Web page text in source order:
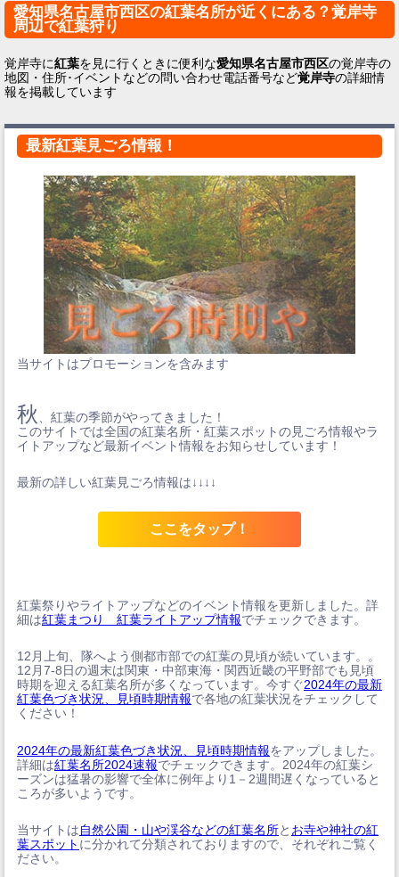
愛知県名古屋市西区の紅葉名所が近くにある？覚岸寺
周辺で紅葉狩り
覚岸寺に紅葉を見に行くときに便利な愛知県名古屋市西区の覚岸寺の
地図・住所･イベントなどの問い合わせ電話番号など覚岸寺の詳細情
報を掲載しています
最新紅葉見ごろ情報！
当サイトはプロモーションを含みます
秋
、紅葉の季節がやってきました！
このサイトでは全国の紅葉名所・紅葉スポットの見ごろ情報やラ
イトアップなど最新イベント情報をお知らせしています！
最新の詳しい紅葉見ごろ情報は↓↓↓↓
ここをタップ！
紅葉祭りやライトアップなどのイベント情報を更新しました。詳
細は紅葉まつり 紅葉ライトアップ情報でチェックできます。
12月上旬、隊へよう側都市部での紅葉の見頃が続いています。。
12月7-8日の週末は関東・中部東海・関西近畿の平野部でも見頃
時期を迎える紅葉名所が多くなっています。今すぐ2024年の最新
紅葉色づき状況、見頃時期情報で各地の紅葉状況をチェックして
ください！
2024年の最新紅葉色づき状況、見頃時期情報をアップしました。
詳細は紅葉名所2024速報でチェックできます。2024年の紅葉シ
ーズンは猛暑の影響で全体に例年より1－2週間遅くなっていると
ころが多いようです。
当サイトは自然公園・山や渓谷などの紅葉名所と お寺や神社の紅
葉スポット に分かれて分類されておりますので、それぞれご覧く
ださい。